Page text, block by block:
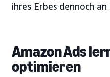
ihres Erbes dennoch
Amazon Ads
optimieren